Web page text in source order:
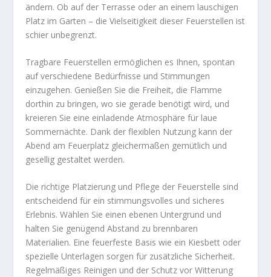
ändern. Ob auf der Terrasse oder an einem lauschigen
Platz im Garten – die Vielseitigkeit dieser Feuerstellen ist
schier unbegrenzt.
Tragbare Feuerstellen ermöglichen es Ihnen, spontan
auf verschiedene Bedürfnisse und Stimmungen
einzugehen. Genießen Sie die Freiheit, die Flamme
dorthin zu bringen, wo sie gerade benötigt wird, und
kreieren Sie eine einladende Atmosphäre für laue
Sommernächte. Dank der flexiblen Nutzung kann der
Abend am Feuerplatz gleichermaßen gemütlich und
gesellig gestaltet werden.
Die richtige Platzierung und Pflege der Feuerstelle sind
entscheidend für ein stimmungsvolles und sicheres
Erlebnis. Wählen Sie einen ebenen Untergrund und
halten Sie genügend Abstand zu brennbaren
Materialien. Eine feuerfeste Basis wie ein Kiesbett oder
spezielle Unterlagen sorgen für zusätzliche Sicherheit.
Regelmäßiges Reinigen und der Schutz vor Witterung